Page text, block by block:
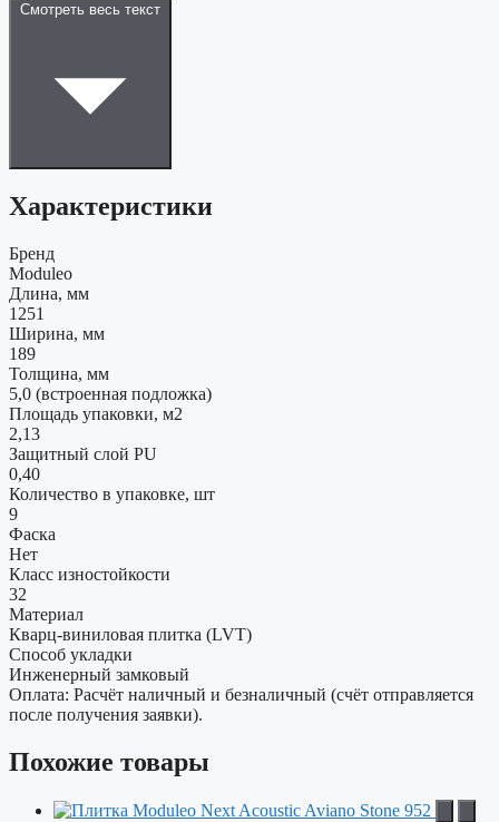
Смотреть весь текст
Характеристики
Бренд
Moduleo
Длина, мм
1251
Ширина, мм
189
Толщина, мм
5,0 (встроенная подложка)
Площадь упаковки, м2
2,13
Защитный слой PU
0,40
Количество в упаковке, шт
9
Фаска
Нет
Класс изностойкости
32
Материал
Кварц-виниловая плитка (LVT)
Способ укладки
Инженерный замковый
Оплата: Расчёт наличный и безналичный (счёт отправляется
после получения заявки).
Похожие товары